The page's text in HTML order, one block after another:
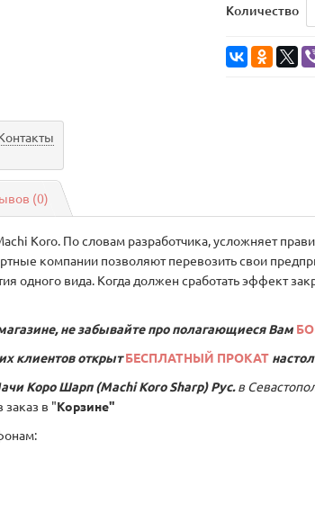
Количество
(0)
Koro. По словам разработчика, усложняет
компании позволяют перевозить свои
одного вида. Когда должен сработать эффект
не забывайте про полагающиеся Вам
клиентов открыт БЕСПЛАТНЫЙ ПРОКАТ
Коро Шарп (Machi Koro Sharp) Рус. в
в "Корзине"